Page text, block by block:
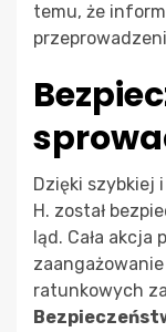
temu, że
Dzięki szybkiej
H. został
ląd. Cała akcja
ratunkowych